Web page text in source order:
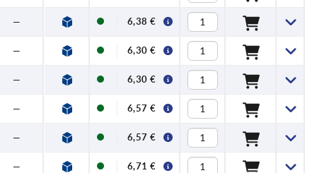
— 6,38 €
— 6,30 €
— 6,30 €
— 6,57 €
— 6,57 €
— 6,71 €